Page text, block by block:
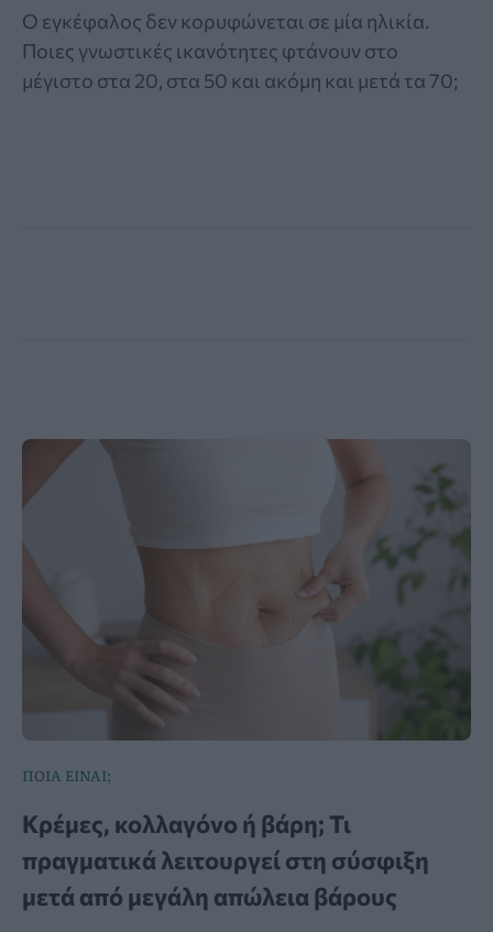
Ο εγκέφαλος δεν κορυφώνεται σε μία ηλικία.
Ποιες γνωστικές ικανότητες φτάνουν στο
μέγιστο στα 20, στα 50 και ακόμη και μετά τα 70;
ΠΟΙΑ ΕΙΝΑΙ;
Κρέμες, κολλαγόνο ή βάρη; Τι
πραγματικά λειτουργεί στη σύσφιξη
μετά από μεγάλη απώλεια βάρους